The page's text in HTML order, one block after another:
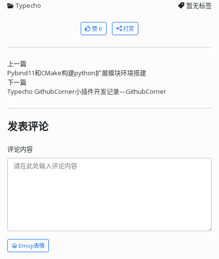
Typecho 暂无标签
赞 0 打赏
上一篇
Pybind11和CMake构建python扩展模块环境搭建
下一篇
Typecho GithubCorner小插件开发记录—GithubCorner
发表评论
评论内容
😀 Emoji表情